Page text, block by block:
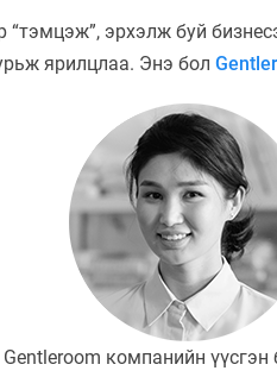
“тэмцэж”, эрхэлж буй
ярилцлаа. Энэ бол
Gentleroom компанийн үүсгэн